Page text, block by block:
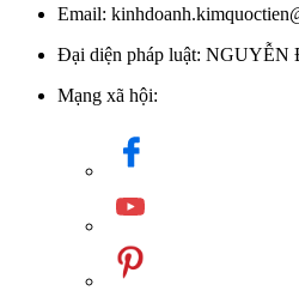
Email:
Đại diện pháp luật:
Mạng xã hội: